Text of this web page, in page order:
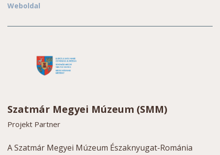
Weboldal
Szatmár Megyei Múzeum (SMM)
Projekt Partner
A Szatmár Megyei Múzeum Északnyugat-Románia